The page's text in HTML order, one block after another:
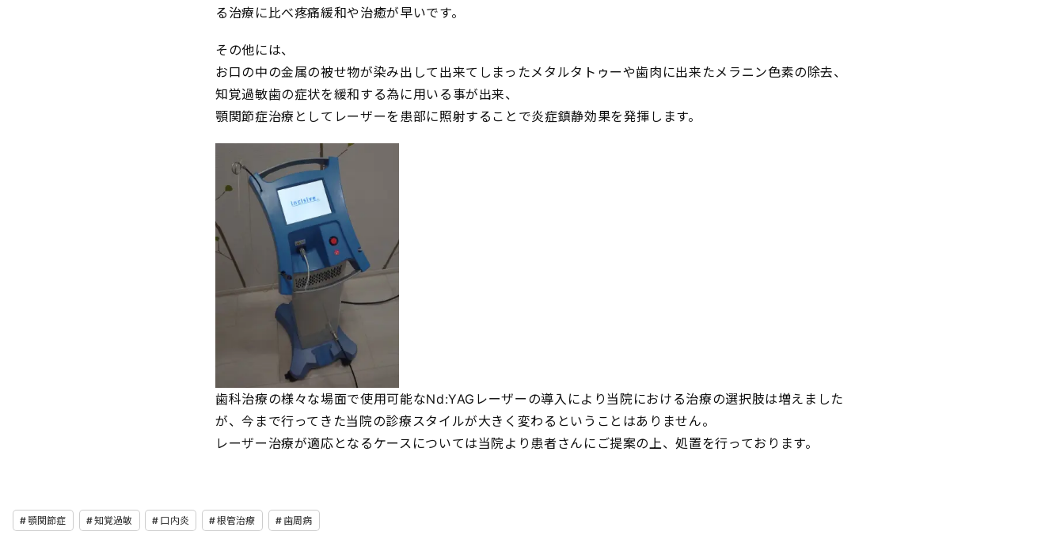
る治療に比べ疼痛緩和や治癒が早いです。
その他には、
お口の中の金属の被せ物が染み出して出来てしまったメタルタトゥーや歯肉に出来たメラニン色素の除去、
知覚過敏歯の症状を緩和する為に用いる事が出来、
顎関節症治療としてレーザーを患部に照射することで炎症鎮静効果を発揮します。
歯科治療の様々な場面で使用可能なNd:YAGレーザーの導入により当院における治療の選択肢は増えました
が、今まで行ってきた当院の診療スタイルが大きく変わるということはありません。
レーザー治療が適応となるケースについては当院より患者さんにご提案の上、処置を行っております。
顎関節症 知覚過敏 口内炎 根管治療 歯周病